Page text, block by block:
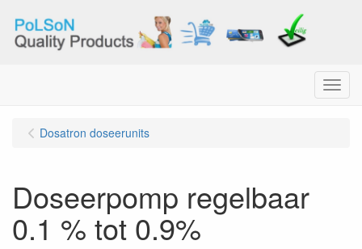
Menu
Dosatron doseerunits
Doseerpomp regelbaar
0.1 % tot 0.9%